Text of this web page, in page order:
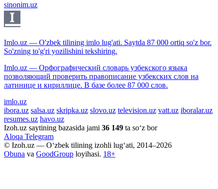
sinonim.uz
Imlo.uz — O'zbek tilining imlo lug'ati. Saytda 87 000 ortiq so'z bor.
So'zning to'g'ri yozilishini tekshiring.
Imlo.uz — Орфографический словарь узбекского языка
позволяющий проверить правописание узбекских слов на
латинице и кириллице. В базе более 87 000 слов.
imlo.uz
ibora.uz salsa.uz skripka.uz slovo.uz television.uz vatt.uz iboralar.uz
resumes.uz havo.uz
Izoh.uz saytining bazasida jami 36 149 ta so‘z bor
Aloqa Telegram
© Izoh.uz — O‘zbek tilining izohli lug‘ati, 2014–2026
Obuna va GoodGroup loyihasi. 18+